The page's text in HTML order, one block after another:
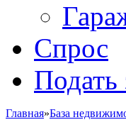
Спрос
Подать
Главная»База